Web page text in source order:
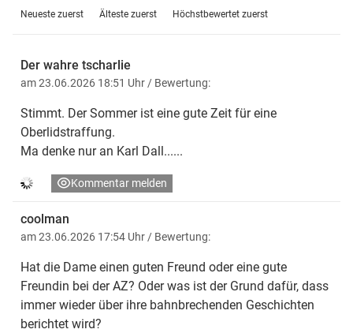
Neueste zuerst Älteste zuerst Höchstbewertet zuerst
Der wahre tscharlie
am 23.06.2026 18:51 Uhr/ Bewertung:
Stimmt. Der Sommer ist eine gute Zeit für eine
Oberlidstraffung.
Ma denke nur an Karl Dall......
Kommentar melden
coolman
am 23.06.2026 17:54 Uhr/ Bewertung:
Hat die Dame einen guten Freund oder eine gute
Freundin bei der AZ? Oder was ist der Grund dafür, dass
immer wieder über ihre bahnbrechenden Geschichten
berichtet wird?